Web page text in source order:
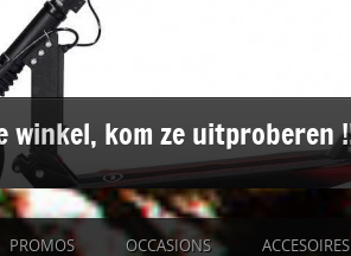
winkel, kom ze uitproberen
PROMOS OCCASIONS ACCESOIRES